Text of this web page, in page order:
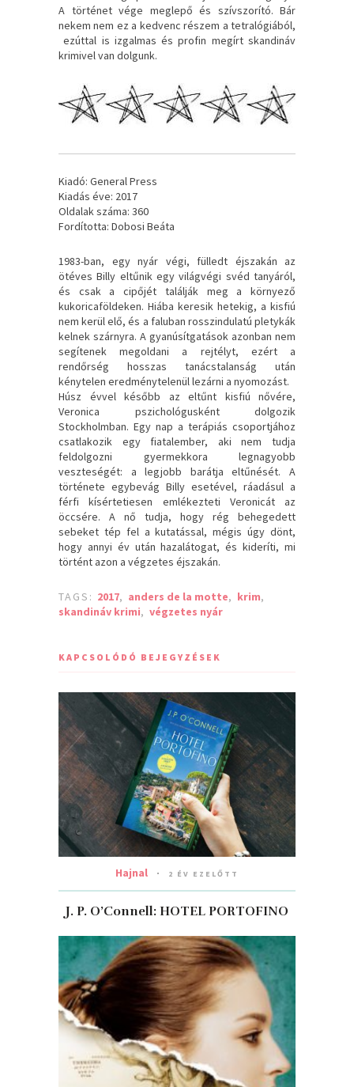
A történet vége meglepő és szívszorító. Bár
nekem nem ez a kedvenc részem a tetralógiából,
ezúttal is izgalmas és profin megírt skandináv
krimivel van dolgunk.
Kiadó: General Press
Kiadás éve: 2017
Oldalak száma: 360
Fordította: Dobosi Beáta
1983-ban, egy nyár végi, fülledt éjszakán az
ötéves Billy eltűnik egy világvégi svéd tanyáról,
és csak a cipőjét találják meg a környező
kukoricaföldeken. Hiába keresik hetekig, a kisfiú
nem kerül elő, és a faluban rosszindulatú pletykák
kelnek szárnyra. A gyanúsítgatások azonban nem
segítenek megoldani a rejtélyt, ezért a
rendőrség hosszas tanácstalanság után
kénytelen eredménytelenül lezárni a nyomozást.
Húsz évvel később az eltűnt kisfiú nővére,
Veronica pszichológusként dolgozik
Stockholmban. Egy nap a terápiás csoportjához
csatlakozik egy fiatalember, aki nem tudja
feldolgozni gyermekkora legnagyobb
veszteségét: a legjobb barátja eltűnését. A
története egybevág Billy esetével, ráadásul a
férfi kísértetiesen emlékezteti Veronicát az
öccsére. A nő tudja, hogy rég behegedett
sebeket tép fel a kutatással, mégis úgy dönt,
hogy annyi év után hazalátogat, és kideríti, mi
történt azon a végzetes éjszakán.
TAGS: 2017, anders de la motte, krim,
skandináv krimi, végzetes nyár
KAPCSOLÓDÓ BEJEGYZÉSEK
Hajnal 2 ÉV EZELŐTT
J. P. O’Connell: HOTEL PORTOFINO